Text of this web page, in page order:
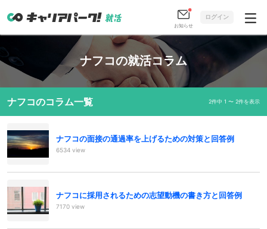
お知らせ
ログイン
ナフコの就活コラム
ナフコのコラム一覧 2件中 1 〜 2件を表示
ナフコの面接の通過率を上げるための対策と回答例
6534 view
ナフコに採用されるための志望動機の書き方と回答例
7170 view